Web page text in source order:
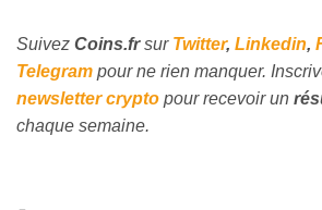
Suivez Coins.frsur Twitter, Linkedin,
Telegram pour ne rien manquer.
newsletter crypto pour recevoir un
chaque semaine.